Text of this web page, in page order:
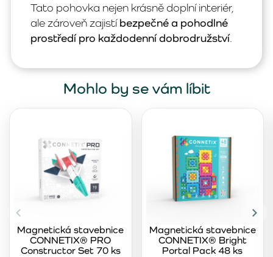
Tato pohovka nejen krásně doplní interiér,
ale zároveň zajistíbezpečné a pohodlné
prostředí pro každodenní dobrodružství.
Mohlo by se vám líbit
Magnetická stavebnice
CONNETIX® PRO
Constructor Set 70 ks
Magnetická stavebnice
CONNETIX® Bright
Portal Pack 48 ks